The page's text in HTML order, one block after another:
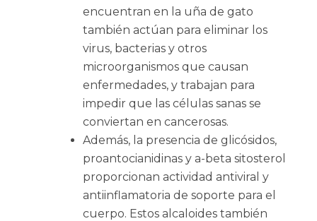
encuentran en la uña de gato
también actúan para eliminar los
virus, bacterias y otros
microorganismos que causan
enfermedades, y trabajan para
impedir que las células sanas se
conviertan en cancerosas.
Además, la presencia de glicósidos,
proantocianidinas y a-beta sitosterol
proporcionan actividad antiviral y
antiinflamatoria de soporte para el
cuerpo. Estos alcaloides también